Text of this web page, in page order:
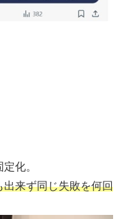
化。
来ず同じ失敗を何回